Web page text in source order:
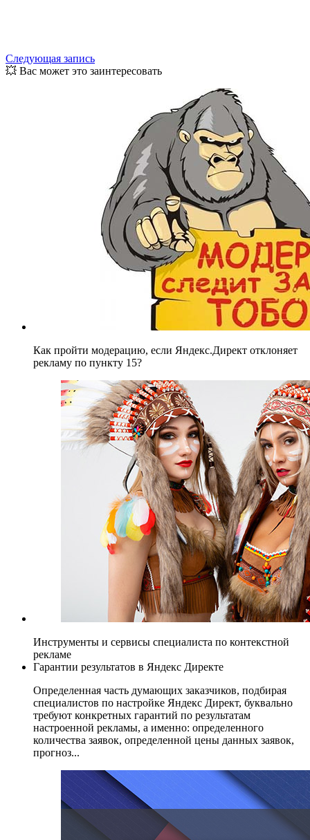
Следующая запись
💥 Вас может это заинтересовать
Как пройти модерацию, если Яндекс.Директ отклоняет
рекламу по пункту 15?
Инструменты и сервисы специалиста по контекстной
рекламе
Гарантии результатов в Яндекс Директе
Определенная часть думающих заказчиков, подбирая
специалистов по настройке Яндекс Директ, буквально
требуют конкретных гарантий по результатам
настроенной рекламы, а именно: определенного
количества заявок, определенной цены данных заявок,
прогноз...